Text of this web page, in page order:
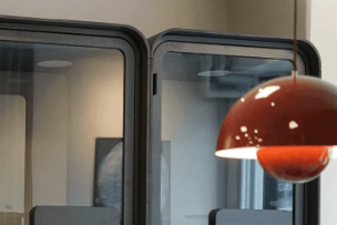
jag inte längre kunde leva med
Att komma ut från hemmet